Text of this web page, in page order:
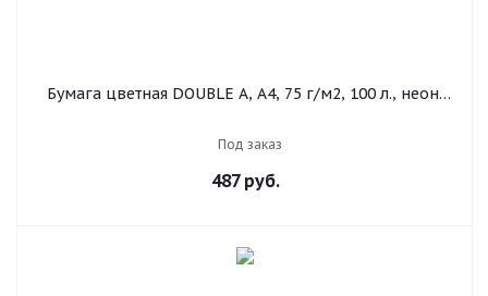
Бумага цветная DOUBLE A, А4, 75 г/м2, 100 л., неон,
Под заказ
487руб.